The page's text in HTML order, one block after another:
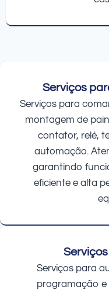
Serviços
Serviços para
montagem de
contator, relé,
automação.
garantindo
eficiente e alta
Serviços para
programação e